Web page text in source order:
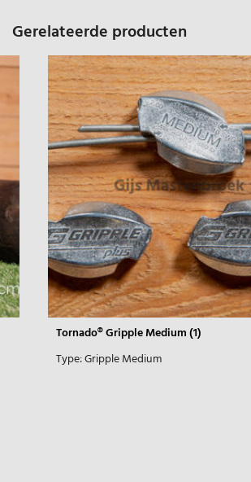
Gerelateerde producten
Tornado® Gripple Medium (1)
Type:Gripple Medium